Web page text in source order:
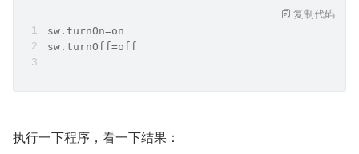
sw.turnOn=on
sw.turnOff=off
复制代码
执行一下程序，看一下结果：